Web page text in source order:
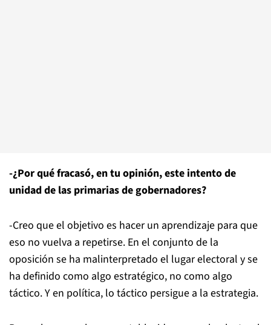
-¿Por qué fracasó, en tu opinión, este intento de
unidad de las primarias de gobernadores?
-Creo que el objetivo es hacer un aprendizaje para que
eso no vuelva a repetirse. En el conjunto de la
oposición se ha malinterpretado el lugar electoral y se
ha definido como algo estratégico, no como algo
táctico. Y en política, lo táctico persigue a la estrategia.